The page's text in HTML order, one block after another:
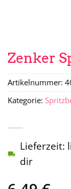
Zenker
Lieferzeit:
dir
Artikelnummer:
Kategorie: